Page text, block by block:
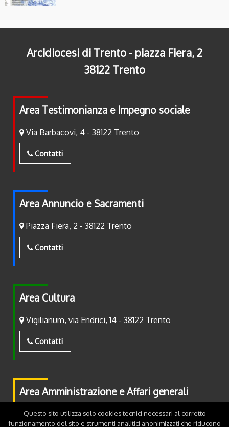
Arcidiocesi di Trento - piazza Fiera, 2
38122 Trento
Area Testimonianza e Impegno sociale
Via Barbacovi, 4 - 38122 Trento
Contatti
Area Annuncio e Sacramenti
Piazza Fiera, 2 - 38122 Trento
Contatti
Area Cultura
Vigilianum, via Endrici, 14 - 38122 Trento
Contatti
Area Amministrazione e Affari generali
Piazza Fiera, 2 - 38122 Trento
Questo sito utilizza solo cookies tecnici necessari al corretto
funzionamento del sito e strumenti analitici anonimizzati che riducono